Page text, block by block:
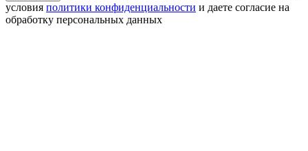
условия политики конфиденциальности и даете согласие на
обработку персональных данных